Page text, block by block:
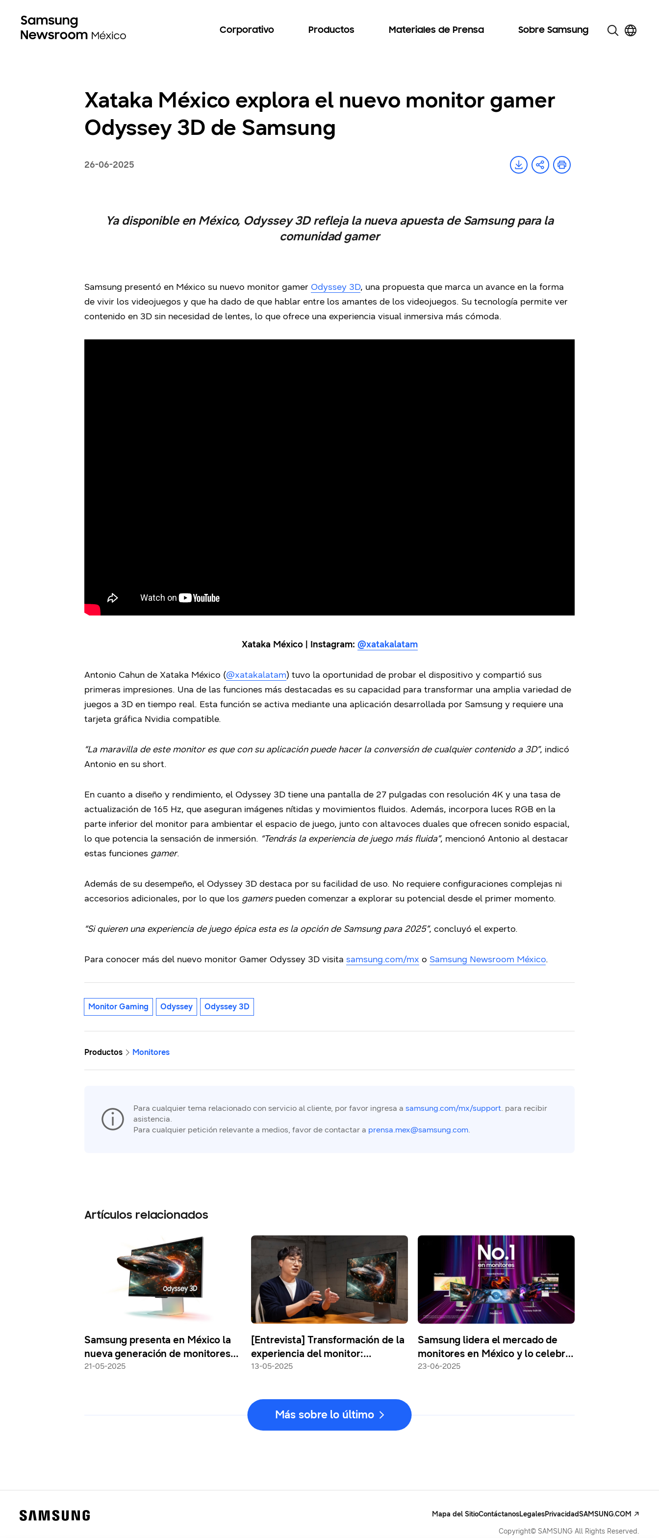
Corporativo Productos Materiales de Prensa Sobre Samsung
Xataka México explora el nuevo monitor gamer
Odyssey 3D de Samsung
26-06-2025
Ya disponible en México, Odyssey 3D refleja la nueva apuesta de Samsung para la
comunidad gamer
Samsung presentó en México su nuevo monitor gamer Odyssey 3D, una propuesta que marca un avance en la forma
de vivir los videojuegos y que ha dado de que hablar entre los amantes de los videojuegos. Su tecnología permite ver
contenido en 3D sin necesidad de lentes, lo que ofrece una experiencia visual inmersiva más cómoda.
Xataka México | Instagram: @xatakalatam
Antonio Cahun de Xataka México (@xatakalatam) tuvo la oportunidad de probar el dispositivo y compartió sus
primeras impresiones. Una de las funciones más destacadas es su capacidad para transformar una amplia variedad de
juegos a 3D en tiempo real. Esta función se activa mediante una aplicación desarrollada por Samsung y requiere una
tarjeta gráfica Nvidia compatible.
“La maravilla de este monitor es que con su aplicación puede hacer la conversión de cualquier contenido a 3D”, indicó
Antonio en su short.
En cuanto a diseño y rendimiento, el Odyssey 3D tiene una pantalla de 27 pulgadas con resolución 4K y una tasa de
actualización de 165 Hz, que aseguran imágenes nítidas y movimientos fluidos. Además, incorpora luces RGB en la
parte inferior del monitor para ambientar el espacio de juego, junto con altavoces duales que ofrecen sonido espacial,
lo que potencia la sensación de inmersión. “Tendrás la experiencia de juego más fluida”, mencionó Antonio al destacar
estas funciones gamer.
Además de su desempeño, el Odyssey 3D destaca por su facilidad de uso. No requiere configuraciones complejas ni
accesorios adicionales, por lo que los gamers pueden comenzar a explorar su potencial desde el primer momento.
“Si quieren una experiencia de juego épica esta es la opción de Samsung para 2025”, concluyó el experto.
Para conocer más del nuevo monitor Gamer Odyssey 3D visita samsung.com/mx o Samsung Newsroom México.
Monitor Gaming Odyssey Odyssey 3D
Productos Monitores
Para cualquier tema relacionado con servicio al cliente, por favor ingresa a samsung.com/mx/support . para recibir
asistencia.
Para cualquier petición relevante a medios, favor de contactar a prensa.mex@samsung.com
Artículos relacionados
Samsung presenta en México la
nueva generación de monitores
Odyssey, con 3D inmersivo y
21-05-2025
[Entrevista] Transformación de la
experiencia del monitor:
Ampliando los límites con
13-05-2025
Samsung lidera el mercado de
monitores en México y lo celebra
con grandes descuentos
23-06-2025
Más sobre lo último
Mapa del SitioContáctanosLegalesPrivacidadSAMSUNG.COM
Copyright© SAMSUNG All Rights Reserved.